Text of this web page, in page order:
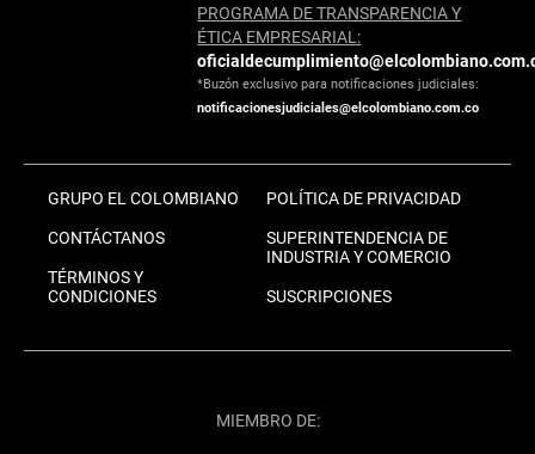
PROGRAMA DE TRANSPARENCIA Y
ÉTICA EMPRESARIAL:
*Buzón exclusivo para notificaciones judiciales:
notificacionesjudiciales@elcolombiano.com.co
GRUPO EL COLOMBIANO
CONTÁCTANOS
TÉRMINOS Y
CONDICIONES
POLÍTICA DE PRIVACIDAD
SUPERINTENDENCIA DE
INDUSTRIA Y COMERCIO
SUSCRIPCIONES
MIEMBRO DE: